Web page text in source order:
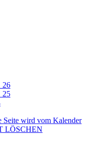
wird vom Kalender
LÖSCHEN